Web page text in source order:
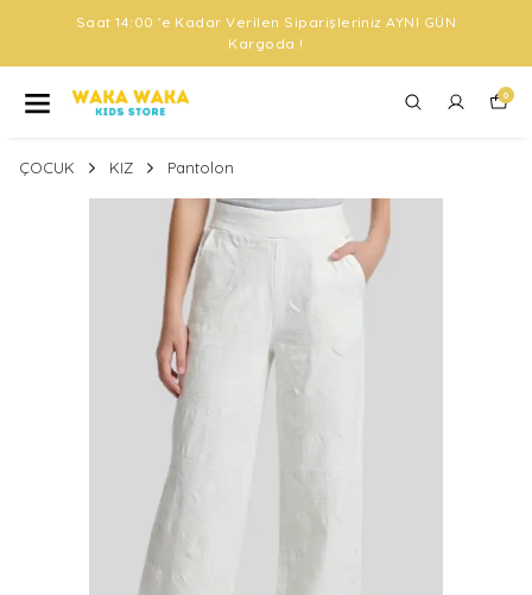
Saat 14:00 'e Kadar Verilen Siparişleriniz AYNI GÜN
Kargoda !
0
ÇOCUK KIZ Pantolon